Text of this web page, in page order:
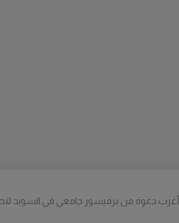
أغرب دعوة من برفيسور جامعي في السويد